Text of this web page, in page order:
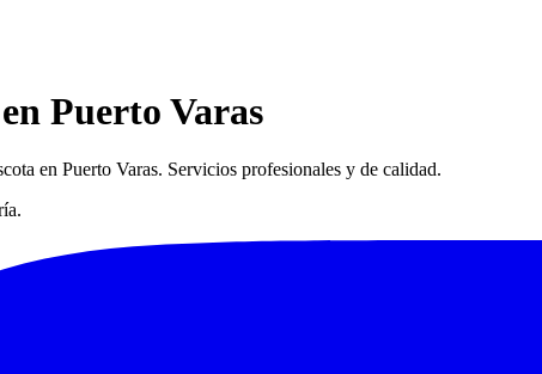
Puerto Varas
en Puerto Varas. Servicios profesionales y de calidad.